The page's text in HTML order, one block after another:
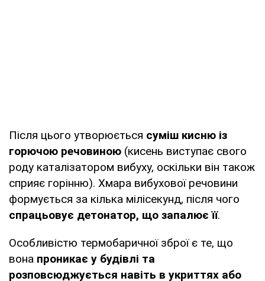
Після цього утворюється суміш кисню із
горючою речовиною (кисень виступає свого
роду каталізатором вибуху, оскільки він також
сприяє горінню). Хмара вибухової речовини
формується за кілька мілісекунд, після чого
спрацьовує детонатор, що запалює її.
Особливістю термобаричної зброї є те, що
вона проникає у будівлі та
розповсюджується навіть в укриттях або